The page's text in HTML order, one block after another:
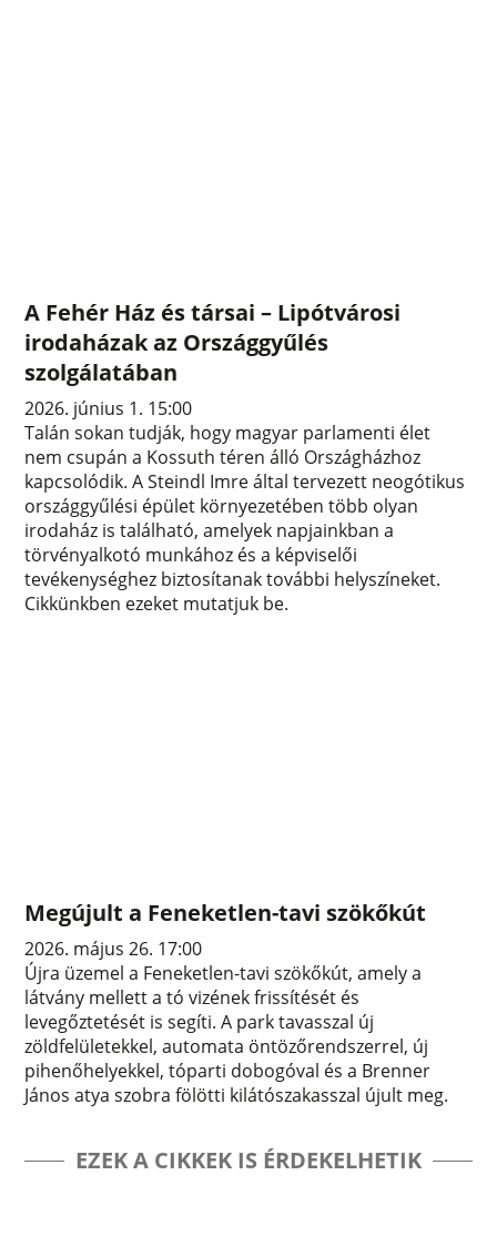
A Fehér Ház és társai – Lipótvárosi
irodaházak az Országgyűlés
szolgálatában
2026. június 1. 15:00
Talán sokan tudják, hogy magyar parlamenti élet
nem csupán a Kossuth téren álló Országházhoz
kapcsolódik. A Steindl Imre által tervezett neogótikus
országgyűlési épület környezetében több olyan
irodaház is található, amelyek napjainkban a
törvényalkotó munkához és a képviselői
tevékenységhez biztosítanak további helyszíneket.
Cikkünkben ezeket mutatjuk be.
Megújult a Feneketlen-tavi szökőkút
2026. május 26. 17:00
Újra üzemel a Feneketlen-tavi szökőkút, amely a
látvány mellett a tó vizének frissítését és
levegőztetését is segíti. A park tavasszal új
zöldfelületekkel, automata öntözőrendszerrel, új
pihenőhelyekkel, tóparti dobogóval és a Brenner
János atya szobra fölötti kilátószakasszal újult meg.
EZEK A CIKKEK IS ÉRDEKELHETIK